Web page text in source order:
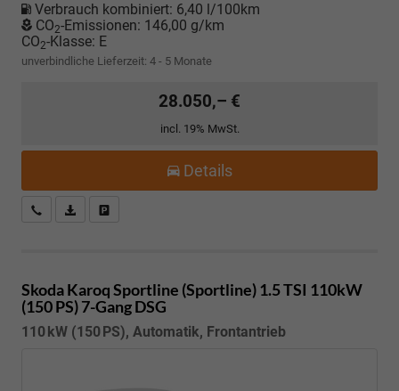
Verbrauch kombiniert: 6,40 l/100km
CO2-Emissionen: 146,00 g/km
CO2-Klasse: E
unverbindliche Lieferzeit: 4 - 5 Monate
28.050,– €
incl. 19% MwSt.
Details
Kostenloser Rückruf-Service
PDF-Datei, Fahrzeugexposé drucken
Skoda KaroqSportline (Sportline) 1.5 TSI 110kW
(150 PS) 7-Gang DSG
110 kW (150 PS), Automatik, Frontantrieb